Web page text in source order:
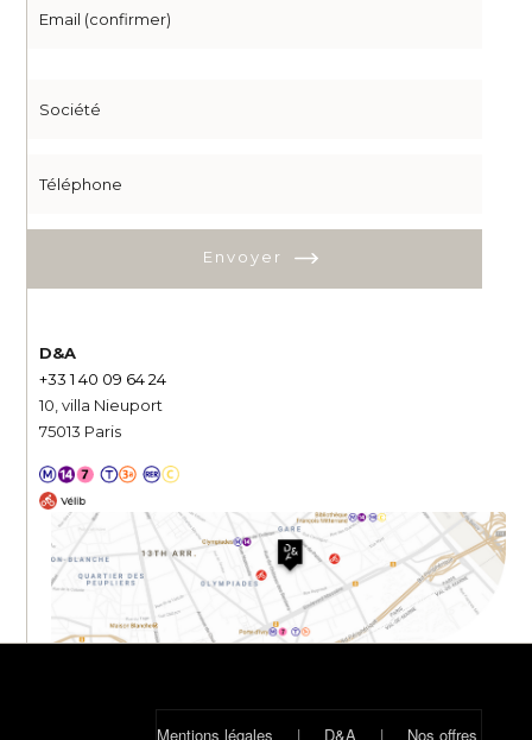
Envoyer
D&A
+33 1 40 09 64 24
10, villa Nieuport
75013 Paris
Mentions légales | D&A | Nos offres